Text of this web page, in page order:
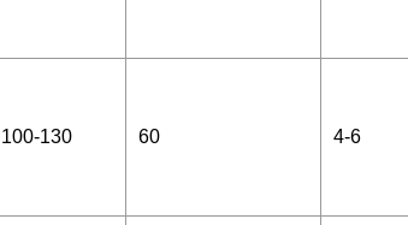
100-130 60 4-6